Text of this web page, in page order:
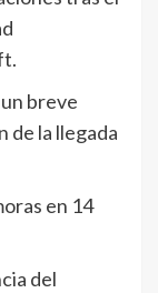
breve
de la llegada
en 14
del